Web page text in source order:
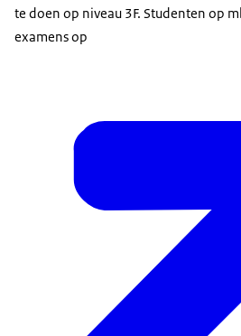
te doen op niveau 3F. Studenten op
examens op